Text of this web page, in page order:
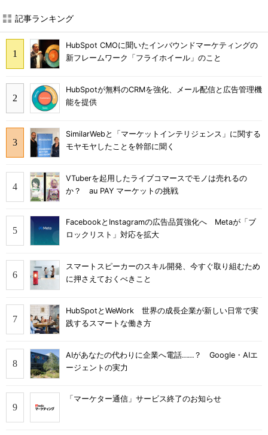
記事ランキング
HubSpot CMOに聞いたインバウンドマーケティングの
新フレームワーク「フライホイール」のこと
HubSpotが無料のCRMを強化、メール配信と広告管理機
能を提供
SimilarWebと「マーケットインテリジェンス」に関する
モヤモヤしたことを幹部に聞く
VTuberを起用したライブコマースでモノは売れるの
か？ au PAY マーケットの挑戦
FacebookとInstagramの広告品質強化へ Metaが「ブ
ロックリスト」対応を拡大
スマートスピーカーのスキル開発、今すぐ取り組むため
に押さえておくべきこと
HubSpotとWeWork 世界の成長企業が新しい日常で実
践するスマートな働き方
AIがあなたの代わりに企業へ電話……？ Google・AIエ
ージェントの実力
「マーケター通信」サービス終了のお知らせ